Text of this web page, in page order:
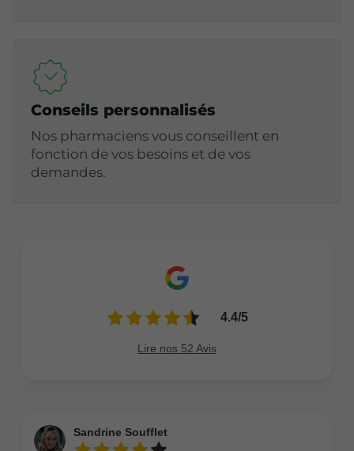
Conseils personnalisés
Nos pharmaciens vous conseillent en
fonction de vos besoins et de vos
demandes.